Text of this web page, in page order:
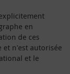
en
de ces
et n'est autorisée
et le